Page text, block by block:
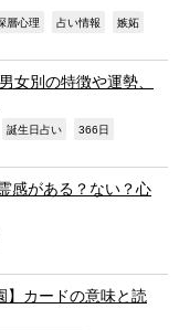
層心理 占い情報 嫉妬
女別の特徴や運勢、
誕生日占い 366日
感がある？ない？心
】カードの意味と読